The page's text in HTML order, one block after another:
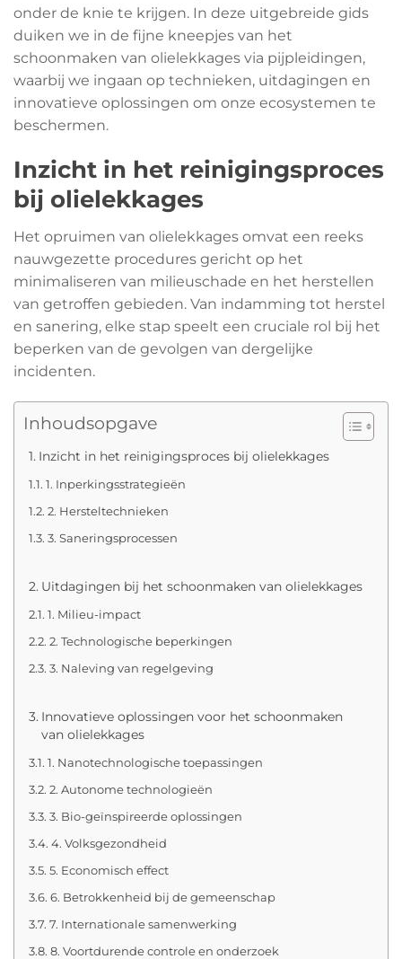
onder de knie te krijgen. In deze uitgebreide gids
duiken we in de fijne kneepjes van het
schoonmaken van olielekkages via pijpleidingen,
waarbij we ingaan op technieken, uitdagingen en
innovatieve oplossingen om onze ecosystemen te
beschermen.
Inzicht in het reinigingsproces
bij olielekkages
Het opruimen van olielekkages omvat een reeks
nauwgezette procedures gericht op het
minimaliseren van milieuschade en het herstellen
van getroffen gebieden. Van indamming tot herstel
en sanering, elke stap speelt een cruciale rol bij het
beperken van de gevolgen van dergelijke
incidenten.
Inhoudsopgave
Inzicht in het reinigingsproces bij olielekkages
1. Inperkingsstrategieën
2. Hersteltechnieken
3. Saneringsprocessen
Uitdagingen bij het schoonmaken van olielekkages
1. Milieu-impact
2. Technologische beperkingen
3. Naleving van regelgeving
Innovatieve oplossingen voor het schoonmaken
van olielekkages
1. Nanotechnologische toepassingen
2. Autonome technologieën
3. Bio-geïnspireerde oplossingen
4. Volksgezondheid
5. Economisch effect
6. Betrokkenheid bij de gemeenschap
7. Internationale samenwerking
8. Voortdurende controle en onderzoek